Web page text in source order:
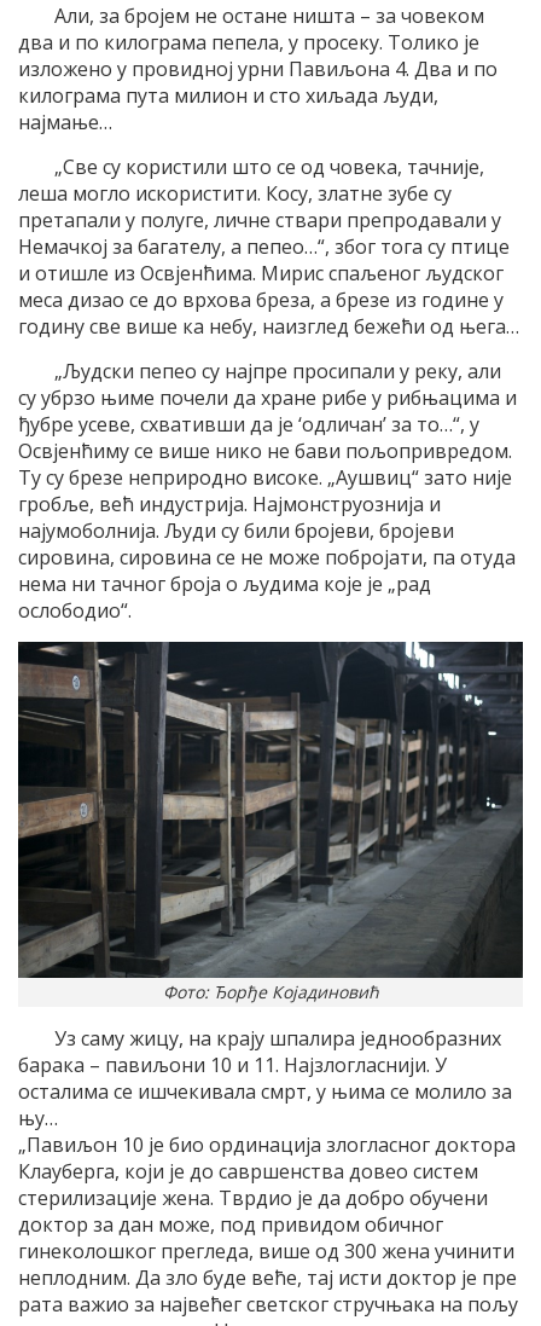
Али, за бројем не остане ништа – за човеком
два и по килограма пепела, у просеку. Толико је
изложено у провидној урни Павиљона 4. Два и по
килограма пута милион и сто хиљада људи,
најмање…
„Све су користили што се од човека, тачније,
леша могло искористити. Косу, златне зубе су
претапали у полуге, личне ствари препродавали у
Немачкој за багателу, а пепео…“, због тога су птице
и отишле из Освјенћима. Мирис спаљеног људског
меса дизао се до врхова бреза, а брезе из године у
годину све више ка небу, наизглед бежећи од њега…
„Људски пепео су најпре просипали у реку, али
су убрзо њиме почели да хране рибе у рибњацима и
ђубре усеве, схвативши да је ‘одличан’ за то…“, у
Освјенћиму се више нико не бави пољопривредом.
Ту су брезе неприродно високе. „Аушвиц“ зато није
гробље, већ индустрија. Најмонструознија и
најумоболнија. Људи су били бројеви, бројеви
сировина, сировина се не може побројати, па отуда
нема ни тачног броја о људима које је „рад
ослободио“.
Фото: Ђорђе Којадиновић
Уз саму жицу, на крају шпалира једнообразних
барака – павиљони 10 и 11. Најзлогласнији. У
осталима се ишчекивала смрт, у њима се молило за
њу…
„Павиљон 10 је био ординација злогласног доктора
Клауберга, који је до савршенства довео систем
стерилизације жена. Тврдио је да добро обучени
доктор за дан може, под привидом обичног
гинеколошког прегледа, више од 300 жена учинити
неплодним. Да зло буде веће, тај исти доктор је пре
рата важио за највећег светског стручњака на пољу